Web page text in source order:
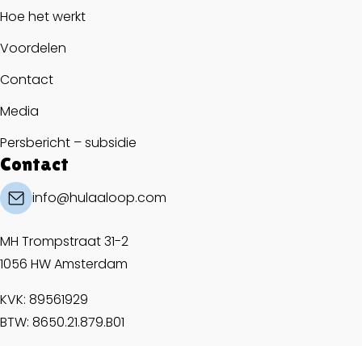
Hoe het werkt
Voordelen
Contact
Media
Persbericht – subsidie
Contact
info@hulaaloop.com
MH Trompstraat 31-2
1056 HW Amsterdam
KVK: 89561929
BTW: 8650.21.879.B01